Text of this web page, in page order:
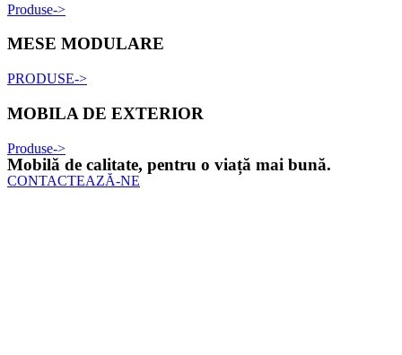
Produse->
MESE MODULARE
PRODUSE->
MOBILA DE EXTERIOR
Produse->
Mobilă de calitate, pentru o viață mai bună.
CONTACTEAZĂ-NE